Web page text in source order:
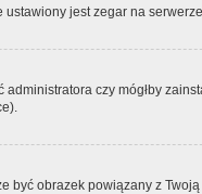
jest zegar na
czy mógłby
obrazek powiązany z